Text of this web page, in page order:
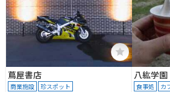
蔦屋書店
商業施設 珍スポット
八紘学園
食事処 カ